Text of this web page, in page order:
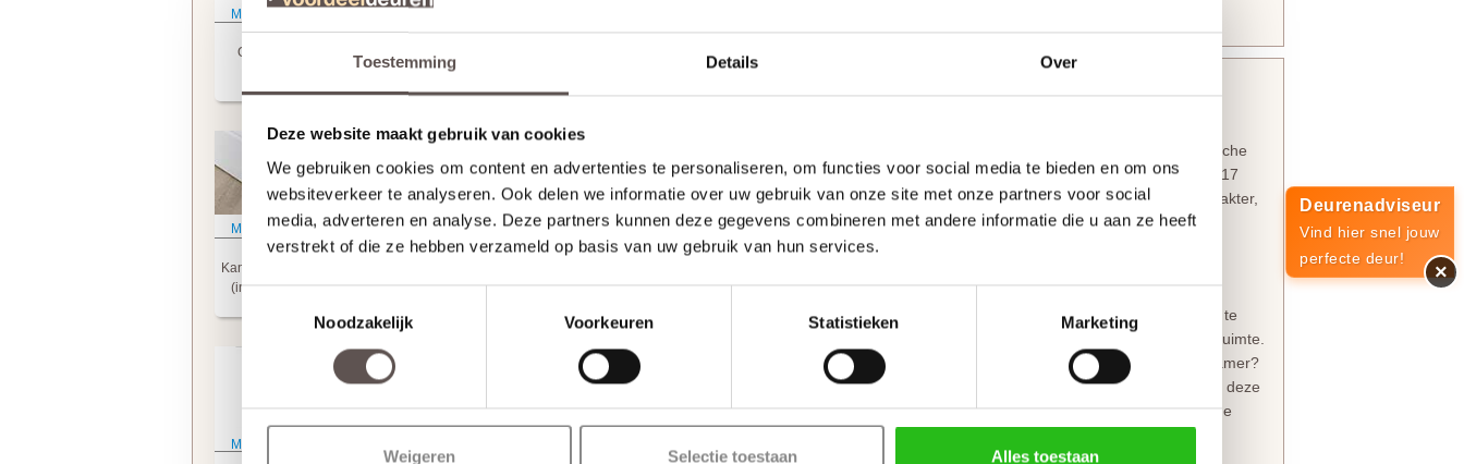
Toestemming Details Over
Deze website maakt gebruik van cookies
We gebruiken cookies om content en advertenties te personaliseren, om functies voor social media te bieden en om ons
websiteverkeer te analyseren. Ook delen we informatie over uw gebruik van onze site met onze partners voor social
media, adverteren en analyse. Deze partners kunnen deze gegevens combineren met andere informatie die u aan ze heeft
verstrekt of die ze hebben verzameld op basis van uw gebruik van hun services.
Noodzakelijk
Voorkeuren Statistieken Marketing
Weigeren Selectie toestaan Alles toestaan
Meer informatie
Skantrae
Glasmontage
(+ € 60.00)
Meer informatie
Skantrae
Tochtvaldorpel
(+ € 99.95)
Meer informatie
Skantrae
Kantschuifsysteem
(incl. frezingen)
Meer informatie
Skantrae
Meer informatie
De Skantrae SKS 1240 Satijn glas uit de Accent-serie is een tijdloze klassieker. twee verticale
glasopeningen boven een facetdeurpaneel en de subtiele facetprofielen geven de deur een iconische
uitstraling die in elk interieur tot zijn recht komt. Dankzij de brede stijlen (130 mm), bovendorpel (117
mm) en de extra hoge onderdorpel (175 mm) krijgt deze paneeldeur een robuust en exclusief karakter,
wat typerend is voor de hoogwaardige afwerking van deSkantrae Accent collectie.
Binnendeuren uit deze collectie zijn specifiek ontworpen om moeiteloos met elkaar gecombineerd te
worden. Hierdoor kun je in de hele woning dezelfde stijl doortrekken, ongeacht de functie van de ruimte.
Zoek je een bijpassende dichte deur voor ruimtes waar privacy gewenst is, zoals de wc of slaapkamer?
Skantrae SKS 1247
paneeldeur heeft exact dezelfde profilering en vormt de ideale match met deze
Skantrae SKS 1240 Satijn glas deur. Hiermee behoud je overal die tijdloze uitstraling, terwijl je in de
dichte uitvoering geniet van optimale rust en privacy.
Deurenadviseur
Vind hier snel jouw
perfecte deur!
×